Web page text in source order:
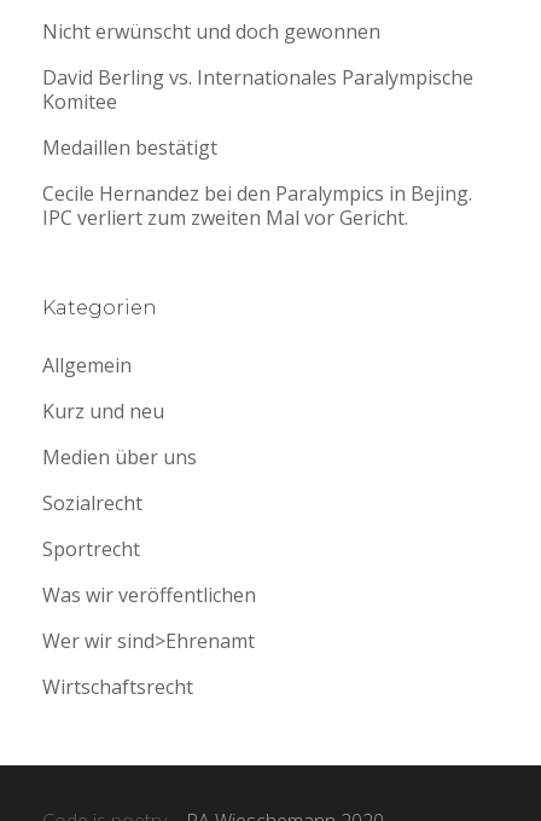
Nicht erwünscht und doch gewonnen
David Berling vs. Internationales Paralympische
Komitee
Medaillen bestätigt
Cecile Hernandez bei den Paralympics in Bejing.
IPC verliert zum zweiten Mal vor Gericht.
Kategorien
Allgemein
Kurz und neu
Medien über uns
Sozialrecht
Sportrecht
Was wir veröffentlichen
Wer wir sind>Ehrenamt
Wirtschaftsrecht